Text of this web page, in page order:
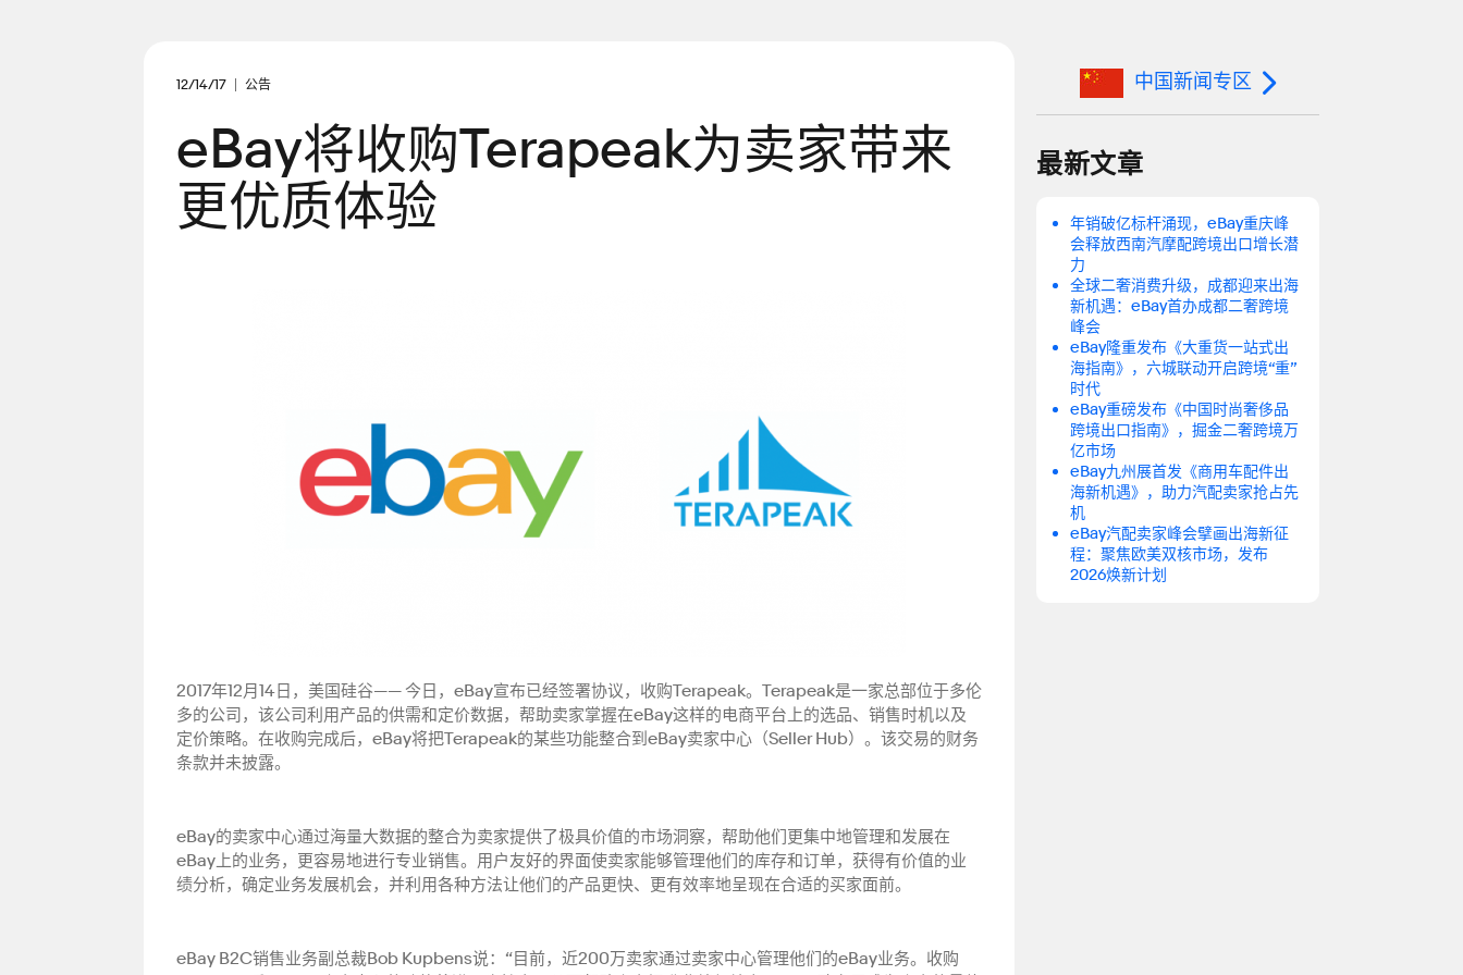
12/14/17 公告
eBay将收购Terapeak为卖家带来
更优质体验
2017年12月14日，美国硅谷—— 今日，eBay宣布已经签署协议，收购Terapeak。Terapeak是一家总部位于多伦
多的公司，该公司利用产品的供需和定价数据，帮助卖家掌握在eBay这样的电商平台上的选品、销售时机以及
定价策略。在收购完成后，eBay将把Terapeak的某些功能整合到eBay卖家中心（Seller Hub）。该交易的财务
条款并未披露。
eBay的卖家中心通过海量大数据的整合为卖家提供了极具价值的市场洞察，帮助他们更集中地管理和发展在
eBay上的业务，更容易地进行专业销售。用户友好的界面使卖家能够管理他们的库存和订单，获得有价值的业
绩分析，确定业务发展机会，并利用各种方法让他们的产品更快、更有效率地呈现在合适的买家面前。
eBay B2C销售业务副总裁Bob Kupbens说：“目前，近200万卖家通过卖家中心管理他们的eBay业务。收购
中国新闻专区
最新文章
年销破亿标杆涌现，eBay重庆峰
会释放西南汽摩配跨境出口增长潜
力
全球二奢消费升级，成都迎来出海
新机遇：eBay首办成都二奢跨境
峰会
eBay隆重发布《大重货一站式出
海指南》，六城联动开启跨境“重”
时代
eBay重磅发布《中国时尚奢侈品
跨境出口指南》，掘金二奢跨境万
亿市场
eBay九州展首发《商用车配件出
海新机遇》，助力汽配卖家抢占先
机
eBay汽配卖家峰会擘画出海新征
程：聚焦欧美双核市场，发布
2026焕新计划